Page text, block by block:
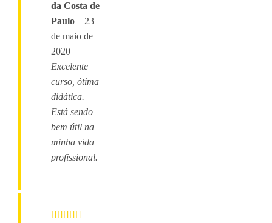
da Costa de
Paulo– 23
de maio de
2020
Excelente
curso, ótima
didática.
Está sendo
bem útil na
minha vida
profissional.